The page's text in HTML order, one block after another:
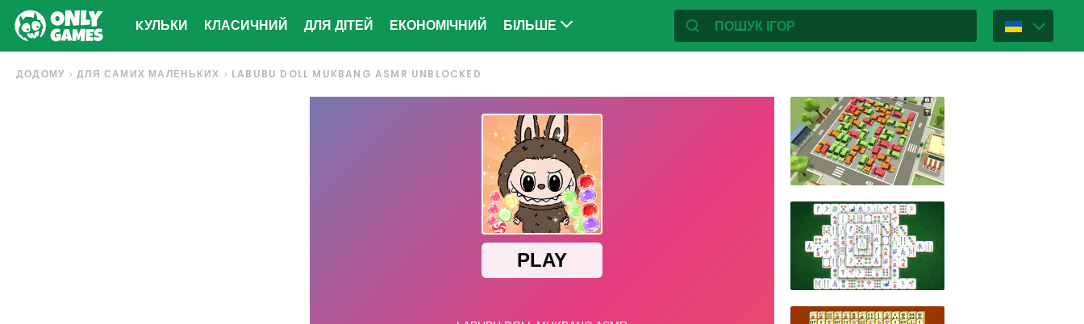
KУЛЬКИ КЛАСИЧНИЙ ДЛЯ ДІТЕЙ ЕКОНОМІЧНИЙ БІЛЬШЕ
ДОДОМУ ДЛЯ САМИХ МАЛЕНЬКИХ LABUBU DOLL MUKBANG ASMR UNBLOCKED